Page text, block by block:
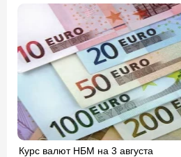
Курс валют НБМ на 3 августа